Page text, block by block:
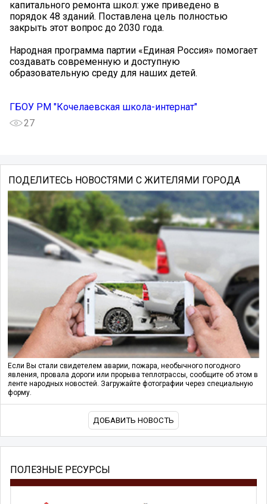
капитального ремонта школ: уже приведено в
порядок 48 зданий. Поставлена цель полностью
закрыть этот вопрос до 2030 года.
Народная программа партии «Единая Россия» помогает
создавать современную и доступную
образовательную среду для наших детей.
ГБОУ РМ "Кочелаевская школа-интернат"
27
ПОДЕЛИТЕСЬ НОВОСТЯМИ С ЖИТЕЛЯМИ ГОРОДА
Если Вы стали свидетелем аварии, пожара, необычного погодного
явления, провала дороги или прорыва теплотрассы, сообщите об этом в
ленте народных новостей. Загружайте фотографии через специальную
форму.
ДОБАВИТЬ НОВОСТЬ
ПОЛЕЗНЫЕ РЕСУРСЫ